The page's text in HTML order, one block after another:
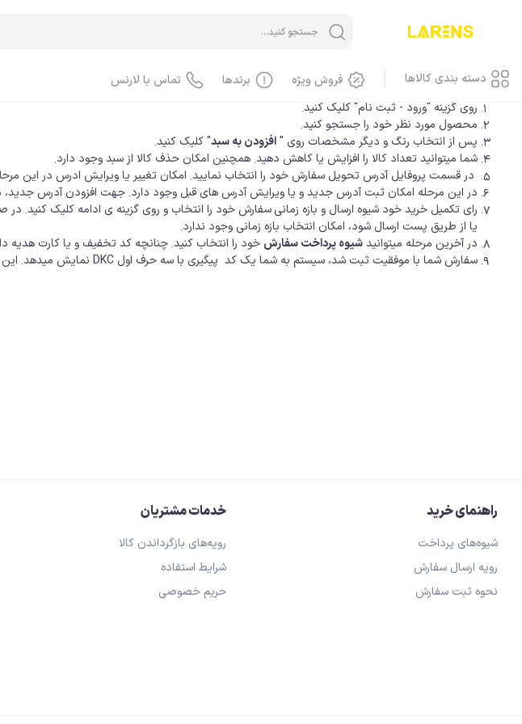
دسته بندی کالاها
آیفون iPhone
آیفون، گوشی
آیفون، کاور، کیف
آیفون، کابل
آیفون، محافظ صفحه، گلس
آیفون، لوازم جانبی
اپل واچ Apple Watch
اپل واچ، ساعت
اپل واچ، بند
اپل واچ، محافظ صفحه
اپل واچ، کابل، شارژر
فروش ویژه برندها تماس با لارنس
خانه
روی گزینه "ورود - ثبت نام" کلیک کنید.
محصول مورد نظر خود را جستجو کنید.
پس از انتخاب رنگ و دیگر مشخصات روی "افزودن به سبد" کلیک کنید.
شما میتوانید تعداد کالا را افزایش یا کاهش دهید. همچنین امکان حذف کالا از سبد وجود دارد.
در قسمت پروفایل آدرس تحویل سفارش خود را انتخاب نمایید. امکان تغییر یا ویرایش ادرس در این
در این مرحله امکان ثبت آدرس جدید و یا ویرایش آدرس های قبل وجود دارد. جهت افزودن آدرس
رای تکمیل خرید خود شیوه ارسال و بازه زمانیسفارش خود را انتخاب و روی گزینه ی ادامه کلیک کنید. در
یا از طریق پست ارسال شود، امکان انتخاب بازه زمانی وجود ندارد.
در آخرین مرحله میتوانیدشیوه پرداخت سفارش خود را انتخاب کنید. چنانچه کد تخفیف و یا کارت
سفارش شما با موفقیت ثبت شد، سیستم به شما یک کد پیگیری با سه حرف اول DKC نمایش میدهد. این کد به همراه روند آماده سازی سفارش از طریق پیامک نیز برای شما ارسال می شود.
راهنمای خرید
شیوه‌های پرداخت
رویه ارسال سفارش
نحوه ثبت سفارش
خدمات مشتریان
رویه‌های بازگرداندن کالا
شرایط استفاده
حریم خصوصی